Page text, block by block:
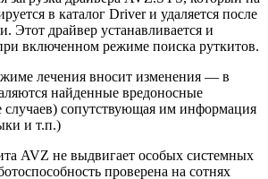
в каталог Driver и удаляется после
Этот драйвер устанавливается и
включенном режиме поиска руткитов.
лечения вносит изменения — в
найденные вредоносные
сопутствующая им информация
и т.п.)
AVZ не выдвигает особых системных
проверена на сотнях